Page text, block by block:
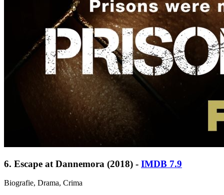
6. Escape at Dannemora (2018) - IMDB 7.9
Biografie, Drama, Crima